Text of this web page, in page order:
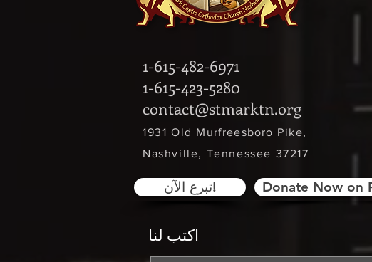
1-615-482-6971
1-615-423-5280
contact@stmarktn.org
‎1931 Old Murfreesboro Pike,
Nashville, Tennessee 37217
تبرع الآن! Donate Now on
اكتب لنا